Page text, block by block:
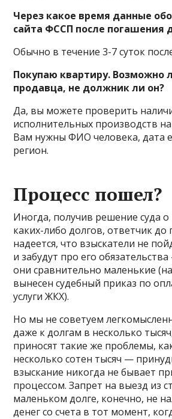
Через какое время данные
сайта ФССП после погашения
Обычно в течение 3-7 суток
Покупаю квартиру. Возможно
продавца, не должник ли он?
Да, вы можете проверить
исполнительных производств
Вам нужны ФИО человека, дата
регион.
Процесс пошел?
Иногда, получив решение суда о
каких-либо долгов, ответчик до
надеется, что взыскатели не
и забудут про его
они сравнительно маленькие
вынесен судебный приказ по
услуги ЖКХ).
Но мы не советуем
даже к долгам в несколько
приносят такие же проблемы,
несколько сотен тысяч —
взыскание никогда не бывает
процессом. Запрет на выезд из
маленьком долге, конечно, не
денег со счета в тот момент,